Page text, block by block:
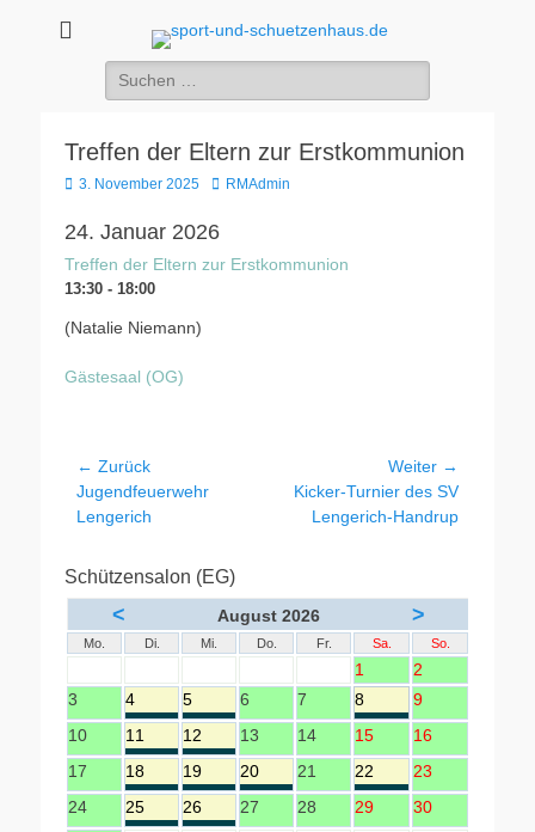
sport-und-
Sport- und Schützenhaus GbR
Suche
nach:
Treffen der Eltern zur Erstkommunion
Veröffentlicht
3. November 2025 AutorRMAdmin
24. Januar 2026
Treffen der Eltern zur Erstkommunion
13:30 - 18:00
(Natalie Niemann)
Gästesaal (OG)
Beitragsnavigation
← Zurück
Vorheriger
Beitrag:
Jugendfeuerwehr
Lengerich
Weiter →
Nächster
Beitrag:
Kicker-Turnier des SV
Lengerich-Handrup
Schützensalon (EG)
< August 2026 >
Mo. Di. Mi. Do. Fr. Sa. So.
1
2
3
4 5 6 7 8
9
10
11 12 13 14 15
16
17
18 19 20 21 22
23
24
25 26 27 28 29
30